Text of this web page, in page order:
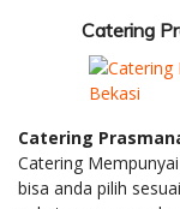
Catering
Catering
Catering
bisa anda pilih